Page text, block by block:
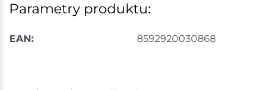
Parametry produktu:
EAN: 8592920030868